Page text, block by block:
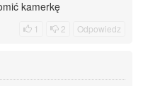
kamerkę
1 2 Odpowiedz